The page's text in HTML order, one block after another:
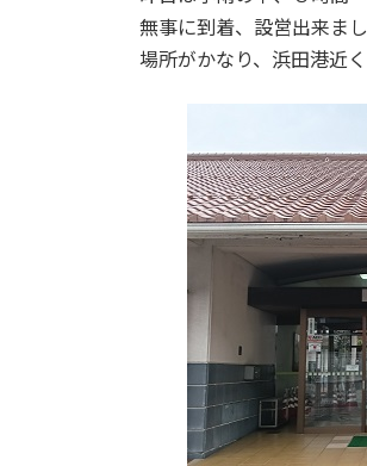
無事に到着、設営出来まし
場所がかなり、浜田港近